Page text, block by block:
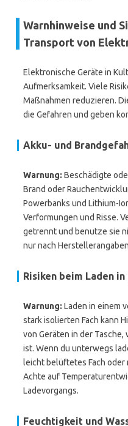
Warnhinweise und
Transport von
Elektronische Geräte in
Aufmerksamkeit. Viele
Maßnahmen reduzieren.
die Gefahren und geben
Akku- und
Warnung: Beschädigte
Brand oder
Powerbanks und Lithium-
Verformungen und Risse.
getrennt und benutze sie
nur nach
Risiken beim Laden
Warnung: Laden in einem
stark isolierten Fach kann
von Geräten in der
ist. Wenn du unterwegs
leicht belüftetes Fach oder
Achte auf
Ladevorgangs.
Feuchtigkeit und